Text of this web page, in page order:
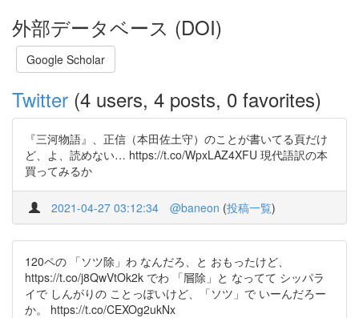
外部データベース (DOI)
Google Scholar
Twitter (4 users, 4 posts, 0 favorites)
『三河物語』、正信（本田佐土守）のことが書いてる頁だけ
ど、よ、読めない… https://t.co/WpxLAZ4XFU 現代語訳の本
買ってみるか
2021-04-27 03:12:34 @baneon (投稿一覧)
120ペの 「ソツ除」わ なんだろ、と おもったけど、
https://t.co/j8QwVtOk2k でわ 「㞓除」と なってて シッパラ
イで しんがりの ことっぽいけど、「ソツ」で いーんだろー
か。 https://t.co/CEXOg2ukNx